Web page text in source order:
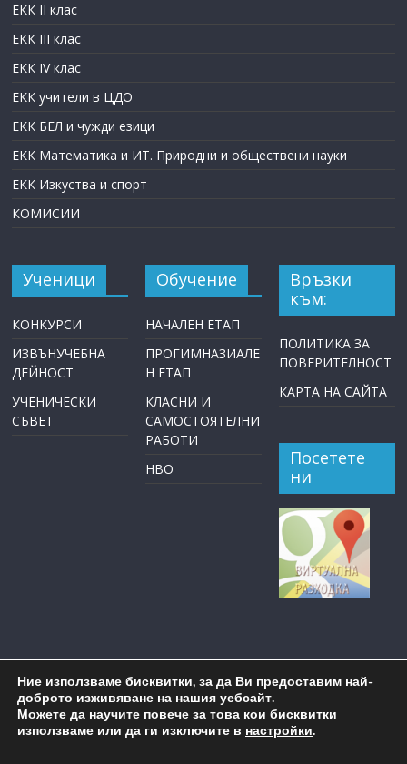
ЕКК II клас
ЕКК III клас
ЕКК IV клас
ЕКК учители в ЦДО
ЕКК БЕЛ и чужди езици
ЕКК Математика и ИТ. Природни и обществени науки
ЕКК Изкуства и спорт
КОМИСИИ
Ученици
КОНКУРСИ
ИЗВЪНУЧЕБНА
ДЕЙНОСТ
УЧЕНИЧЕСКИ
СЪВЕТ
Обучение
НАЧАЛЕН ЕТАП
ПРОГИМНАЗИАЛЕ
Н ЕТАП
КЛАСНИ И
САМОСТОЯТЕЛНИ
РАБОТИ
НВО
Връзки
към:
ПОЛИТИКА ЗА
ПОВЕРИТЕЛНОСТ
КАРТА НА САЙТА
Посетете
ни
Copyright © 2026ОУ "Пейо Крачолов Яворов" Бургас
Ние използваме бисквитки, за да Ви предоставим най-
доброто изживяване на нашия уебсайт.
Можете да научите повече за това кои бисквитки
използваме или да ги изключите в настройки.